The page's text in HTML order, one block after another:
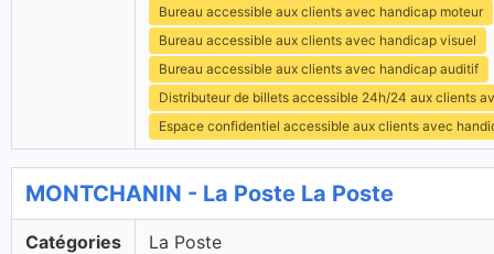
Bureau accessible aux clients avec handicap moteur
Bureau accessible aux clients avec handicap visuel
Bureau accessible aux clients avec handicap auditif
Distributeur de billets accessible 24h/24 aux clients
Espace confidentiel accessible aux clients avec
MONTCHANIN - La Poste La Poste
Catégories La Poste